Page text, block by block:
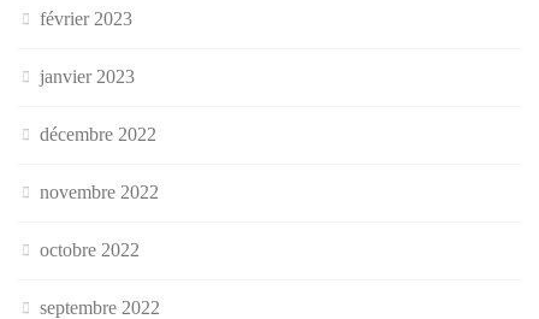
février 2023
janvier 2023
décembre 2022
novembre 2022
octobre 2022
septembre 2022